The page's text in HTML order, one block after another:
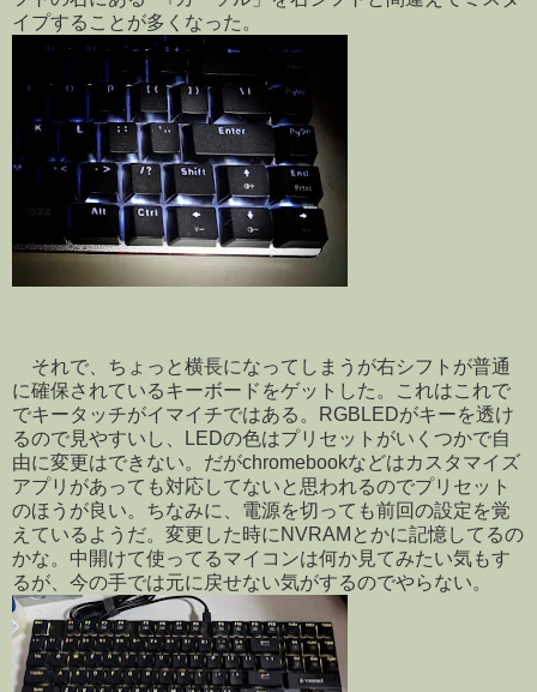
イプすることが多くなった。
それで、ちょっと横長になってしまうが右シフトが普通
に確保されているキーボードをゲットした。これはこれで
でキータッチがイマイチではある。RGBLEDがキーを透け
るので見やすいし、LEDの色はプリセットがいくつかで自
由に変更はできない。だがchromebookなどはカスタマイズ
アプリがあっても対応してないと思われるのでプリセット
のほうが良い。ちなみに、電源を切っても前回の設定を覚
えているようだ。変更した時にNVRAMとかに記憶してるの
かな。中開けて使ってるマイコンは何か見てみたい気もす
るが、今の手では元に戻せない気がするのでやらない。